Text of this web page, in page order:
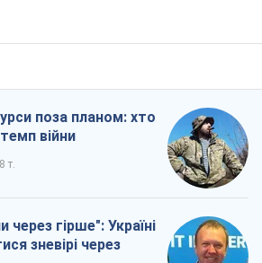
поза планом: хто
війни
т.
гірше": Україні
зневірі через